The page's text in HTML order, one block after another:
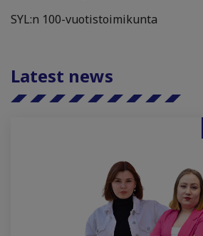
SYL:n 100-vuotistoimikunta
Latest news